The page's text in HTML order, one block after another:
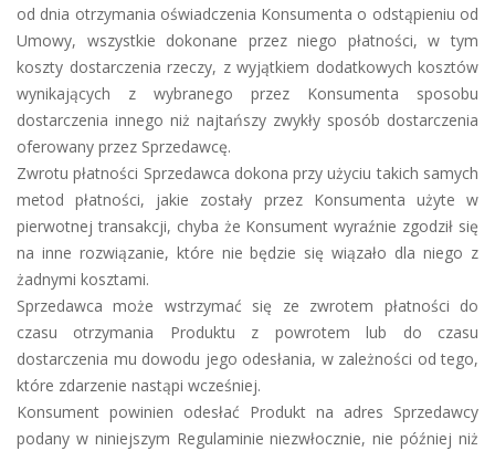
od dnia otrzymania oświadczenia Konsumenta o odstąpieniu od
Umowy, wszystkie dokonane przez niego płatności, w tym
koszty dostarczenia rzeczy, z wyjątkiem dodatkowych kosztów
wynikających z wybranego przez Konsumenta sposobu
dostarczenia innego niż najtańszy zwykły sposób dostarczenia
oferowany przez Sprzedawcę.
Zwrotu płatności Sprzedawca dokona przy użyciu takich samych
metod płatności, jakie zostały przez Konsumenta użyte w
pierwotnej transakcji, chyba że Konsument wyraźnie zgodził się
na inne rozwiązanie, które nie będzie się wiązało dla niego z
żadnymi kosztami.
Sprzedawca może wstrzymać się ze zwrotem płatności do
czasu otrzymania Produktu z powrotem lub do czasu
dostarczenia mu dowodu jego odesłania, w zależności od tego,
które zdarzenie nastąpi wcześniej.
Konsument powinien odesłać Produkt na adres Sprzedawcy
podany w niniejszym Regulaminie niezwłocznie, nie później niż